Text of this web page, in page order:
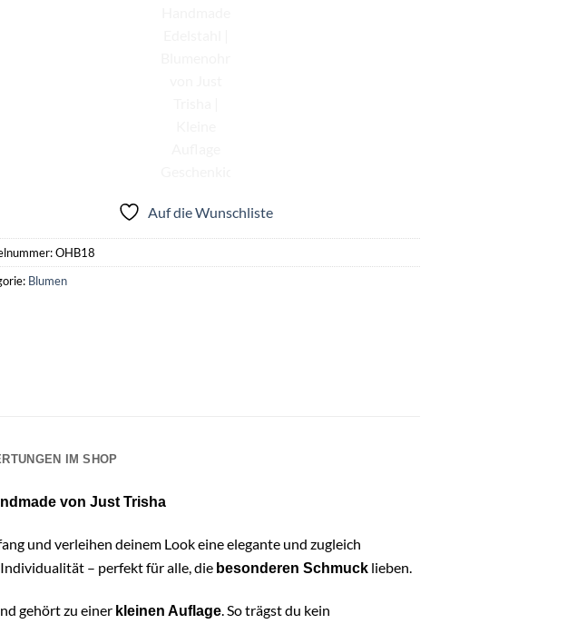
Auf die Wunschliste
OHB18
Blumen
IM SHOP
von Just Trisha
und verleihen deinem Look eine elegante und zugleich
– perfekt für alle, die besonderen Schmuck lieben.
gehört zu einer kleinen Auflage. So trägst du kein